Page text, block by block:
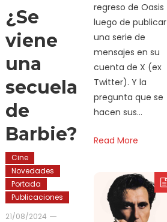
regreso de Oasis
luego de publicar
una serie de
mensajes en su
cuenta de X (ex
Twitter). Y la
pregunta que se
hacen sus…
Read More
¿Se
viene
una
secuela
de
Barbie?
Cine
Novedades
Portada
Publicaciones
21/08/2024